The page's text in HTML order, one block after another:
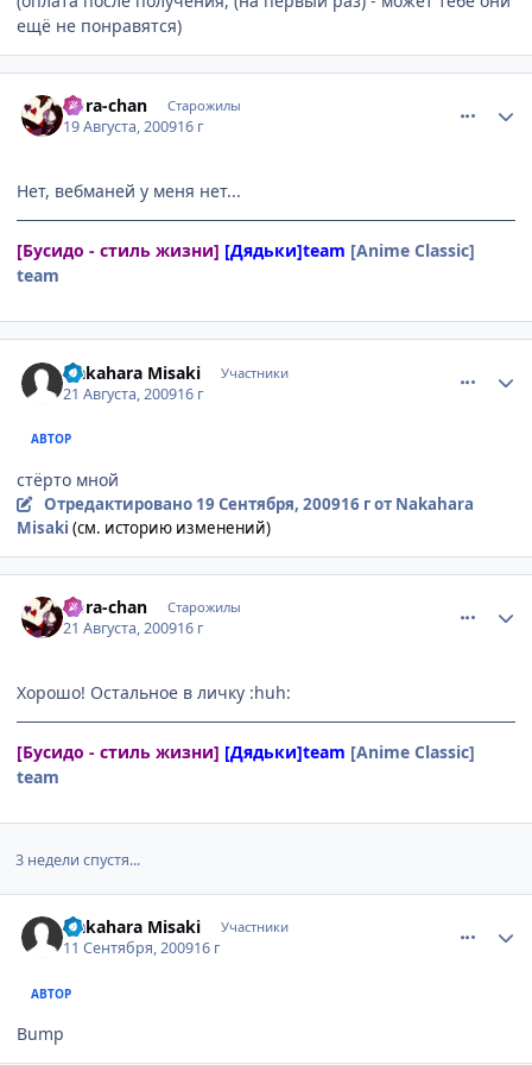
ещё не понравятся)
Dora-chan Старожилы
19 Августа, 200916 г
Нет, вебманей у меня нет...
[Бусидо - стиль жизни] [Дядьки]team [Anime Classic]
team
Nakahara Misaki Участники
21 Августа, 200916 г
АВТОР
стёрто мной
Отредактировано 19 Сентября, 200916 гот Nakahara
Misaki (см. историю изменений)
Dora-chan Старожилы
21 Августа, 200916 г
Хорошо! Остальное в личку :huh:
[Бусидо - стиль жизни] [Дядьки]team [Anime Classic]
team
3 недели спустя...
Nakahara Misaki Участники
11 Сентября, 200916 г
АВТОР
Bump